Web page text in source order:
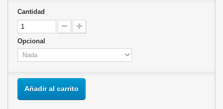
Cantidad
Opcional
Añadir al carrito